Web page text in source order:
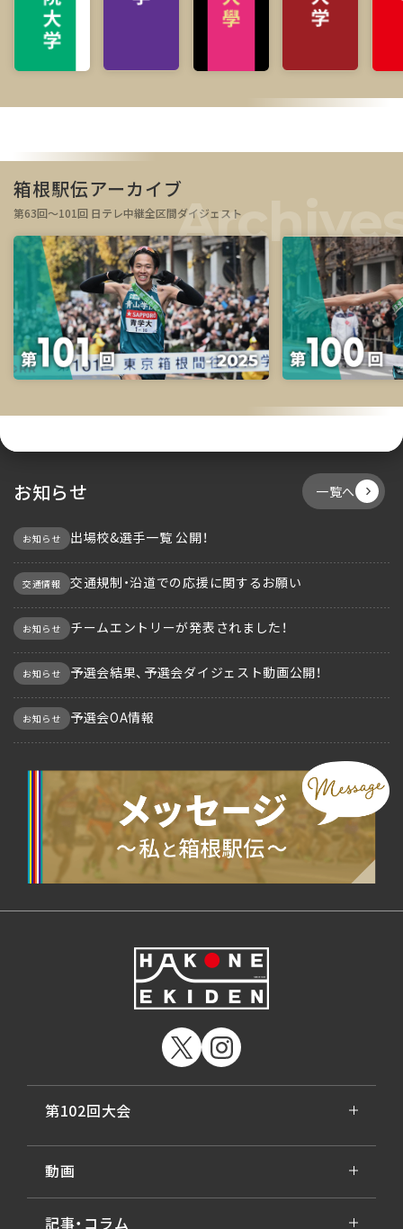
箱根駅伝アーカイブ
第63回～101回 日テレ中継全区間ダイジェスト
お知らせ 一覧へ
お知らせ 出場校&選手一覧 公開！
交通情報 交通規制・沿道での応援に関するお願い
お知らせ チームエントリーが発表されました！
お知らせ 予選会結果、予選会ダイジェスト動画公開！
お知らせ 予選会OA情報
第102回大会
動画
記事・コラム